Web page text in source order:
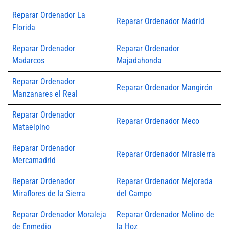
Reparar Ordenador La
Florida
Reparar Ordenador Madrid
Reparar Ordenador
Madarcos
Reparar Ordenador
Majadahonda
Reparar Ordenador
Manzanares el Real
Reparar Ordenador Mangirón
Reparar Ordenador
Mataelpino
Reparar Ordenador Meco
Reparar Ordenador
Mercamadrid
Reparar Ordenador Mirasierra
Reparar Ordenador
Miraflores de la Sierra
Reparar Ordenador Mejorada
del Campo
Reparar Ordenador Moraleja
de Enmedio
Reparar Ordenador Molino de
la Hoz